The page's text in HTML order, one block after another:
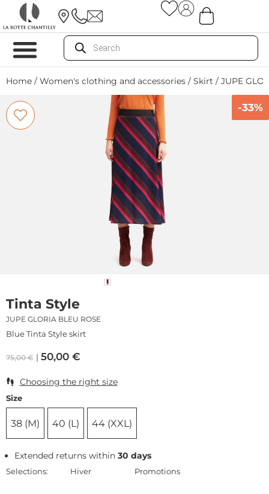
Home / Women's clothing and accessories / Skirt / JUPE
-33%
Tinta Style
JUPE GLORIA BLEU ROSE
Blue Tinta Style skirt
75,00€ 50,00 €
Choosing the right size
Size
38 (M) 40 (L) 44 (XXL)
Extended returns within30 days
Selections: Hiver Promotions